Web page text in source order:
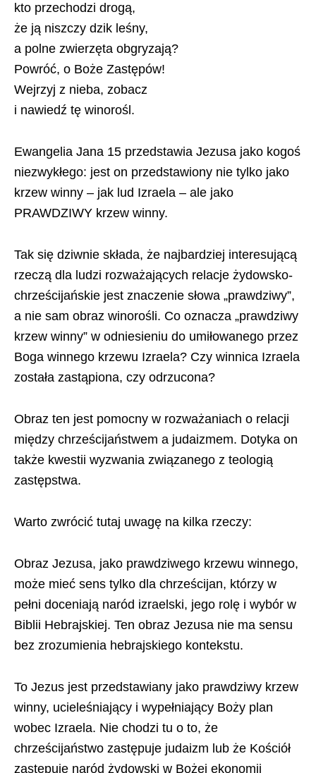
kto przechodzi drogą,
że ją niszczy dzik leśny,
a polne zwierzęta obgryzają?
Powróć, o Boże Zastępów!
Wejrzyj z nieba, zobacz
i nawiedź tę winorośl.
Ewangelia Jana 15 przedstawia Jezusa jako kogoś
niezwykłego: jest on przedstawiony nie tylko jako
krzew winny – jak lud Izraela – ale jako
PRAWDZIWY krzew winny.
Tak się dziwnie składa, że najbardziej interesującą
rzeczą dla ludzi rozważających relacje żydowsko-
chrześcijańskie jest znaczenie słowa „prawdziwy”,
a nie sam obraz winorośli. Co oznacza „prawdziwy
krzew winny” w odniesieniu do umiłowanego przez
Boga winnego krzewu Izraela? Czy winnica Izraela
została zastąpiona, czy odrzucona?
Obraz ten jest pomocny w rozważaniach o relacji
między chrześcijaństwem a judaizmem. Dotyka on
także kwestii wyzwania związanego z teologią
zastępstwa.
Warto zwrócić tutaj uwagę na kilka rzeczy:
Obraz Jezusa, jako prawdziwego krzewu winnego,
może mieć sens tylko dla chrześcijan, którzy w
pełni doceniają naród izraelski, jego rolę i wybór w
Biblii Hebrajskiej. Ten obraz Jezusa nie ma sensu
bez zrozumienia hebrajskiego kontekstu.
To Jezus jest przedstawiany jako prawdziwy krzew
winny, ucieleśniający i wypełniający Boży plan
wobec Izraela. Nie chodzi tu o to, że
chrześcijaństwo zastępuje judaizm lub że Kościół
zastępuje naród żydowski w Bożej ekonomii